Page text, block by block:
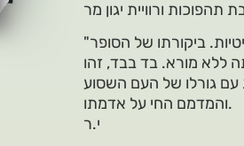
"ביקורתו של הסופר
ללא מורא. בד בבד, זהו
עם גורלו של העם השסוע
והמדמם החי על אדמתו.
י.ר